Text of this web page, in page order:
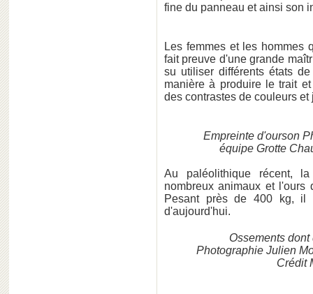
fine du panneau et ainsi son
Les femmes et les hommes
fait preuve d'une grande
su utiliser différents états
manière à produire le trait
des contrastes de couleurs
Empreinte d'ourson
équipe Grotte
Au paléolithique récent,
nombreux animaux et l'ours
Pesant près de 400 kg, il
d'aujourd'hui.
Ossements
Photographie Julien
Crédit